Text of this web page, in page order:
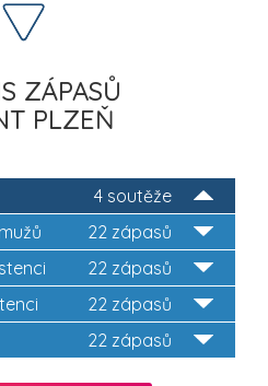
ZÁPASŮ
PLZEŇ
4 soutěže
22 zápasů
22 zápasů
22 zápasů
22 zápasů